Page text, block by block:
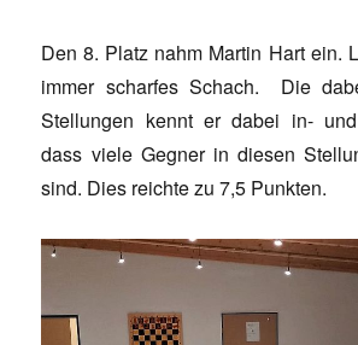
Den 8. Platz nahm Martin Hart ein.
immer scharfes Schach. Die
Stellungen kennt er dabei in-
dass viele Gegner in diesen
sind. Dies reichte zu 7,5 Punkten.